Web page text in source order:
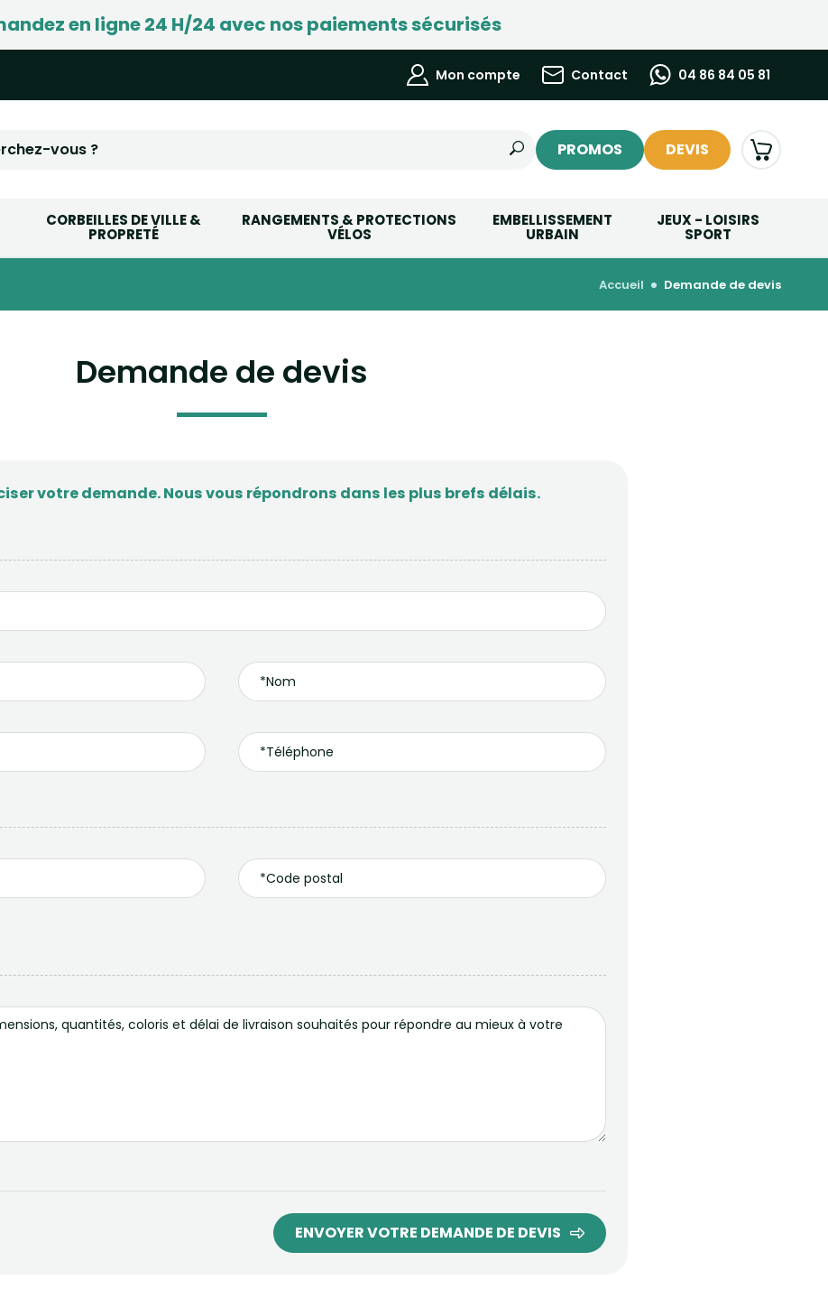
en ligne 24 H/24 avec nos paiements sécurisés
Mon compte Contact 04 86 84 05 81
PROMOS DEVIS
CORBEILLES DE VILLE &
PROPRETÉ
RANGEMENTS & PROTECTIONS
VÉLOS
EMBELLISSEMENT
URBAIN
JEUX - LOISIRS
SPORT
accueil demande de devis
Demande de devis
votre demande. Nous vous répondrons dans les plus brefs délais.
ENVOYER VOTRE DEMANDE DE DEVIS